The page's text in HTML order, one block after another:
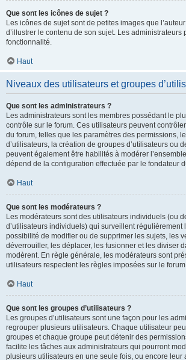
Que sont les icônes de sujet ?
Les icônes de sujet sont de petites images que
d’illustrer le contenu de son sujet. Les administrateurs
fonctionnalité.
Haut
Niveaux des utilisateurs et groupes
Que sont les administrateurs ?
Les administrateurs sont les membres possédant le
contrôle sur le forum. Ces utilisateurs peuvent
du forum, telles que les paramètres des permissions,
d’utilisateurs, la création de groupes d’utilisateurs ou
peuvent également être habilités à modérer
dépend de la configuration effectuée par le fondateur
Haut
Que sont les modérateurs ?
Les modérateurs sont des utilisateurs individuels (ou
d’utilisateurs individuels) qui surveillent régulièrement
possibilité de modifier ou de supprimer les sujets, les
déverrouiller, les déplacer, les fusionner et les diviser
modèrent. En règle générale, les modérateurs sont
utilisateurs respectent les règles imposées sur le
Haut
Que sont les groupes d’utilisateurs ?
Les groupes d’utilisateurs sont une façon pour les
regrouper plusieurs utilisateurs. Chaque utilisateur
groupes et chaque groupe peut détenir des
facilite les tâches aux administrateurs qui pourront
plusieurs utilisateurs en une seule fois, ou encore leur